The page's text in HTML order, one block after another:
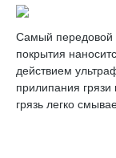
Самый передовой
покрытия
действием
прилипания
грязь легко